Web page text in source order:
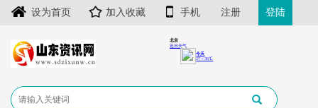
设为首页 加入收藏 手机 注册 登陆